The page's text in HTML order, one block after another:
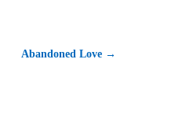
Abandoned Love →